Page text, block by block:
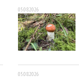
05.08.2026
05.08.2026